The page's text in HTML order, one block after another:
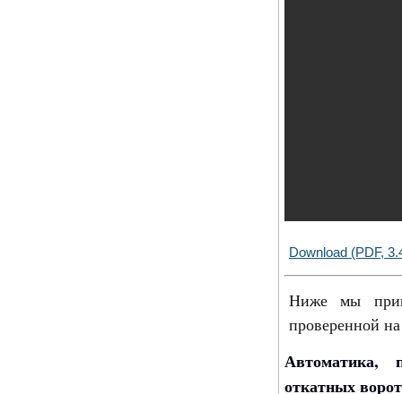
Download (PDF,
Ниже мы
проверенной
Автоматика,
откатных